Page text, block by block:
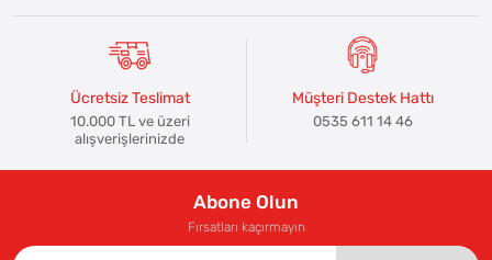
Ücretsiz Teslimat
10.000 TL ve üzeri
alışverişlerinizde
Müşteri Destek Hattı
0535 611 14 46
Abone Olun
Fırsatları kaçırmayın